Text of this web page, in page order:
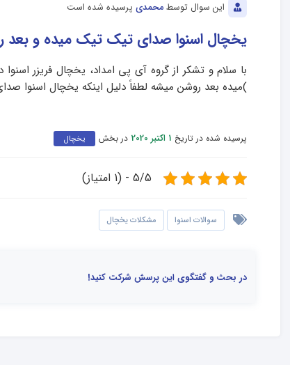
این سوال توسط محمدی پرسیده شده است
یخچال اسنوا صدای تیک تیک میده و
با سلام و تشکر از گروه آی پی امداد، یخچال فریزر
)میده بعد روشن میشه لطفاً دلیل اینکه یخچال اسنوا
پرسیده شده در تاریخ 1 اکتبر 2020 در بخش یخچال
5/5 - (1 امتیاز)
سوالات اسنوا مشکلات یخچال
در بحث و گفتگوی این پرسش شرکت کنید!